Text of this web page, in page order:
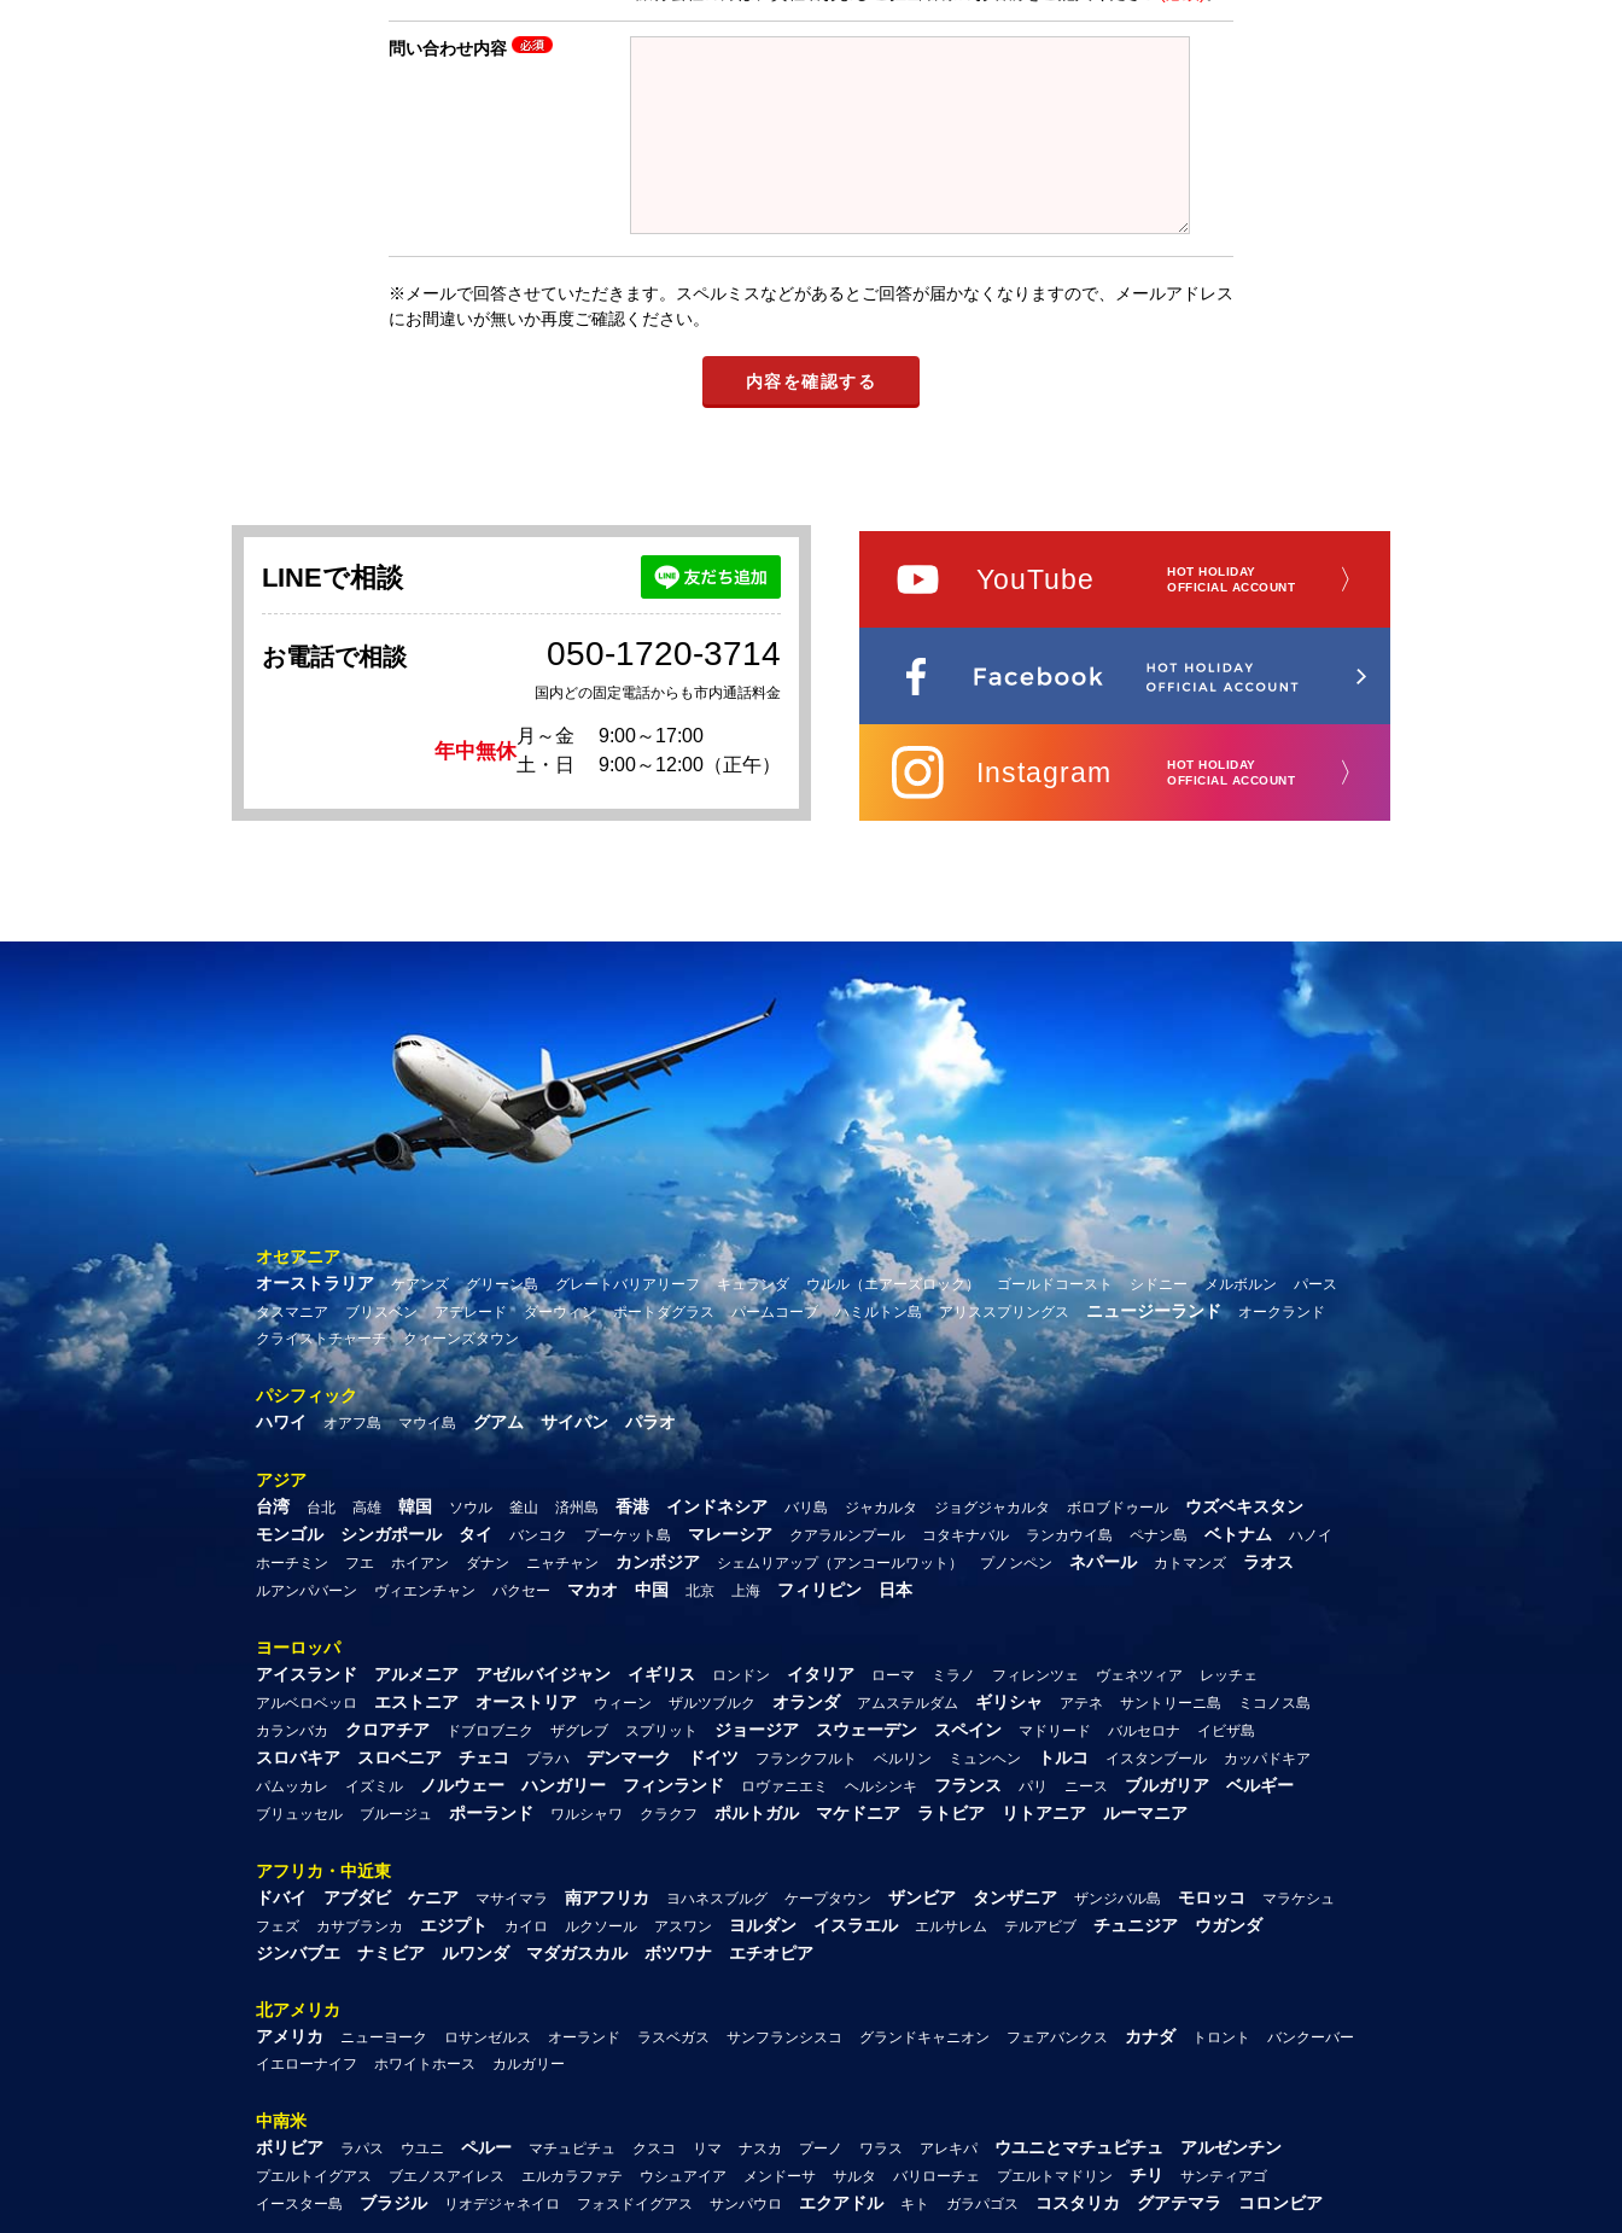
問い合わせ内容
※メールで回答させていただきます。スペルミスなどがあるとご回答が届かなくなりますので、メールアドレス
にお間違いが無いか再度ご確認ください。
LINEで相談
お電話で相談 050-1720-3714
国内どの固定電話からも市内通話料金
年中無休
月～金
9:00～17:00
土・日
9:00～12:00（正午）
YouTube
HOT HOLIDAY
OFFICIAL ACCOUNT
〉
Instagram
HOT HOLIDAY
OFFICIAL ACCOUNT
〉
オセアニア
オーストラリア
ケアンズ グリーン島 グレートバリアリーフ キュランダ ウルル（エアーズロック） ゴールドコースト シドニー メルボルン
パース
タスマニア
ブリスベン アデレード ダーウィン ポートダグラス パームコーブ ハミルトン島 アリススプリングス ニュージーランド
オークランド
クライストチャーチ
クィーンズタウン
パシフィック
ハワイ
オアフ島 マウイ島 グアム サイパン パラオ
アジア
台湾
台北 高雄 韓国 ソウル 釜山 済州島 香港 インドネシア バリ島 ジャカルタ ジョグジャカルタ ボロブドゥール
ウズベキスタン
モンゴル
シンガポール タイ バンコク プーケット島 マレーシア クアラルンプール コタキナバル ランカウイ島 ペナン島 ベトナム
ハノイ
ホーチミン
フエ ホイアン ダナン ニャチャン カンボジア シェムリアップ（アンコールワット） プノンペン ネパール カトマンズ ラオス
ルアンパバーン ヴィエンチャン パクセー マカオ 中国 北京 上海 フィリピン 日本
ヨーロッパ
アイスランド
アルメニア アゼルバイジャン イギリス ロンドン イタリア ローマ ミラノ フィレンツェ ヴェネツィア
レッチェ
アルベロベッロ
エストニア オーストリア ウィーン ザルツブルク オランダ アムステルダム ギリシャ アテネ サントリーニ島
ミコノス島
カランバカ
クロアチア ドブロブニク ザグレブ スプリット ジョージア スウェーデン スペイン マドリード バルセロナ イビザ島
スロバキア スロベニア チェコ プラハ デンマーク ドイツ フランクフルト ベルリン ミュンヘン トルコ イスタンブール
カッパドキア
パムッカレ
イズミル ノルウェー ハンガリー フィンランド ロヴァニエミ ヘルシンキ フランス パリ ニース ブルガリア ベルギー
ブリュッセル ブルージュ ポーランド ワルシャワ クラクフ ポルトガル マケドニア ラトビア リトアニア ルーマニア
アフリカ・中近東
ドバイ
アブダビ ケニア マサイマラ 南アフリカ ヨハネスブルグ ケープタウン ザンビア タンザニア ザンジバル島 モロッコ
マラケシュ
フェズ
カサブランカ エジプト カイロ ルクソール アスワン ヨルダン イスラエル エルサレム テルアビブ チュニジア
ウガンダ
ジンバブエ
ナミビア ルワンダ マダガスカル ボツワナ エチオピア
北アメリカ
アメリカ
ニューヨーク ロサンゼルス オーランド ラスベガス サンフランシスコ グランドキャニオン フェアバンクス カナダ トロント
バンクーバー
イエローナイフ
ホワイトホース カルガリー
中南米
ボリビア
ラパス ウユニ ペルー マチュピチュ クスコ リマ ナスカ プーノ ワラス アレキパ ウユニとマチュピチュ アルゼンチン
プエルトイグアス ブエノスアイレス エルカラファテ ウシュアイア メンドーサ サルタ バリローチェ プエルトマドリン チリ
サンティアゴ
イースター島
ブラジル リオデジャネイロ フォスドイグアス サンパウロ エクアドル キト ガラパゴス コスタリカ グアテマラ コロンビア